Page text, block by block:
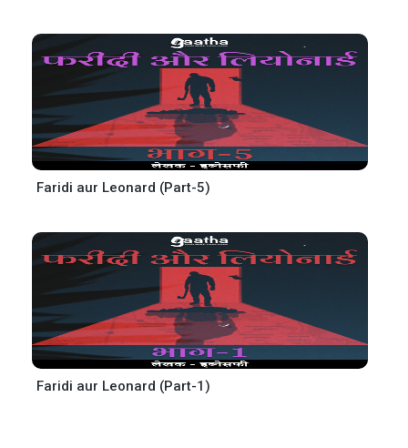
Faridi aur Leonard (Part-5)
Faridi aur Leonard (Part-1)